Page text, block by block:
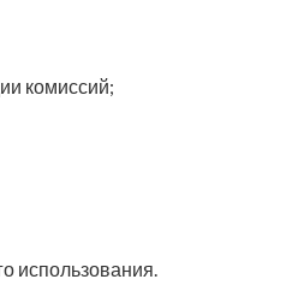
комиссий;
использования.